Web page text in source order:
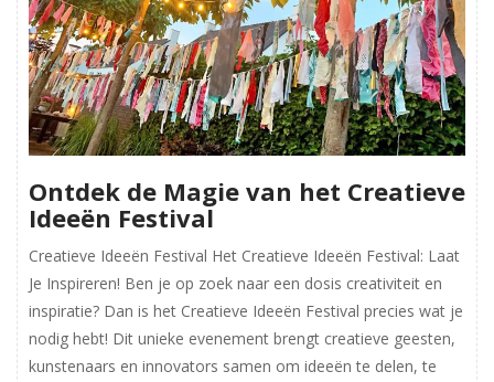
Ontdek de Magie van het Creatieve
Ideeën Festival
Creatieve Ideeën Festival Het Creatieve Ideeën Festival: Laat
Je Inspireren! Ben je op zoek naar een dosis creativiteit en
inspiratie? Dan is het Creatieve Ideeën Festival precies wat je
nodig hebt! Dit unieke evenement brengt creatieve geesten,
kunstenaars en innovators samen om ideeën te delen, te